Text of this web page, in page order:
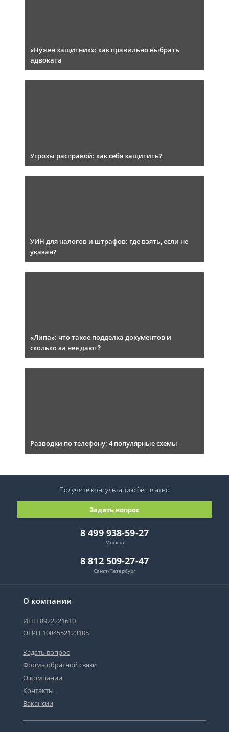
«Нужен защитник»: как правильно выбрать
адвоката
Угрозы расправой: как себя защитить?
УИН для налогов и штрафов: где взять, если не
указан?
«Липа»: что такое подделка документов и
сколько за нее дают?
Разводки по телефону: 4 популярные схемы
О компании
ИНН 8922221610
ОГРН 1084552123105
Задать вопрос
Форма обратной связи
О компании
Контакты
Вакансии
8 499 938-59-27
Москва
8 812 509-27-47
Санкт-Петербург
Задать вопрос
Получите консультациюбесплатно